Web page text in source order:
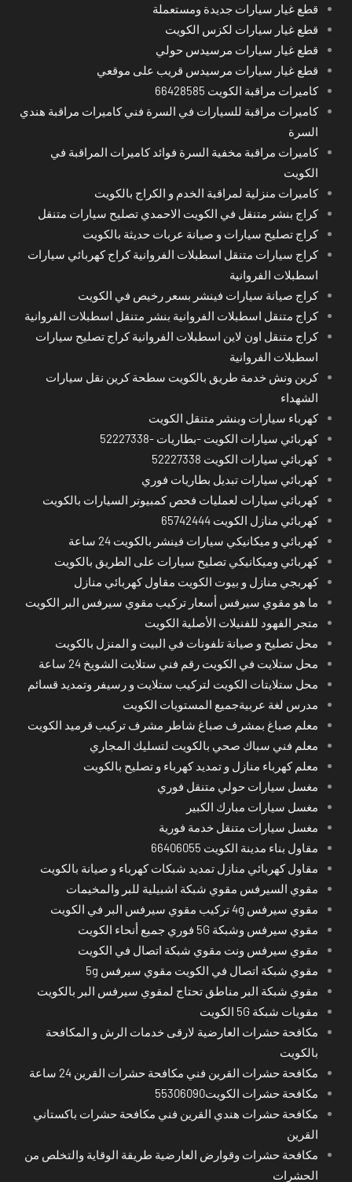
قطع غيار سيارات جديدة ومستعملة
قطع غيار سيارات لكزس الكويت
قطع غيار سيارات مرسيدس حولي
قطع غيار سيارات مرسيدس قريب على موقعي
كاميرات مراقبة الكويت 66428585
كاميرات مراقبة للسيارات في السرة فني كاميرات مراقبة هندي
السرة
كاميرات مراقبة مخفية السرة فوائد كاميرات المراقبة في
الكويت
كاميرات منزلية لمراقبة الخدم و الكراج بالكويت
كراج بنشر متنقل في الكويت الاحمدي تصليح سيارات متنقل
كراج تصليح سيارات و صيانة عربات حديثة بالكويت
كراج سيارات متنقل اسطبلات الفروانية كراج كهربائي سيارات
اسطبلات الفروانية
كراج صيانة سيارات فينشر بسعر رخيص في الكويت
كراج متنقل اسطبلات الفروانية بنشر متنقل اسطبلات الفروانية
كراج متنقل اون لاين اسطبلات الفروانية كراج تصليح سيارات
اسطبلات الفروانية
كرين ونش خدمة طريق بالكويت سطحة كرين نقل سيارات
الشهداء
كهرباء سيارات وبنشر متنقل الكويت
كهربائي سيارات الكويت -بطاريات -52227338
كهربائي سيارات الكويت 52227338
كهربائي سيارات تبديل بطاريات فوري
كهربائي سيارات لعمليات فحص كمبيوتر السيارات بالكويت
كهربائي منازل الكويت 65742444
كهربائي و ميكانيكي سيارات فينشر بالكويت 24 ساعة
كهربائي وميكانيكي تصليح سيارات على الطريق بالكويت
كهربجي منازل و بيوت الكويت مقاول كهربائي منازل
ما هو مقوي سيرفس أسعار تركيب مقوي سيرفس البر الكويت
متجر الفهود للفنيلات الأصلية الكويت
محل تصليح و صيانة تلفونات في البيت و المنزل بالكويت
محل ستلايت في الكويت رقم فني ستلايت الشويخ 24 ساعة
محل ستلايتات الكويت لتركيب ستلايت و رسيفر وتمديد قسائم
مدرس لغة عربيةجميع المستويات الكويت
معلم صباغ بمشرف صباغ شاطر مشرف تركيب قرميد الكويت
معلم فني سباك صحي بالكويت لتسليك المجاري
معلم كهرباء منازل و تمديد كهرباء و تصليح بالكويت
مغسل سيارات حولي متنقل فوري
مغسل سيارات مبارك الكبير
مغسل سيارات متنقل خدمة فورية
مقاول بناء مدينة الكويت 66406055
مقاول كهربائي منازل تمديد شبكات كهرباء و صيانة بالكويت
مقوي السيرفس مقوي شبكة اشبيلية للبر والمخيمات
مقوي سيرفس 4g تركيب مقوي سيرفس البر في الكويت
مقوي سيرفس وشبكة 5G فوري جميع أنحاء الكويت
مقوي سيرفس ونت مقوي شبكة اتصال في الكويت
مقوي شبكة اتصال في الكويت مقوي سيرفس 5g
مقوي شبكة البر مناطق تحتاج لمقوي سيرفس البر بالكويت
مقويات شبكة 5G الكويت
مكافحة حشرات العارضية لارقى خدمات الرش و المكافحة
بالكويت
مكافحة حشرات القرين فني مكافحة حشرات القرين 24 ساعة
مكافحة حشرات الكويت55306090
مكافحة حشرات هندي القرين فني مكافحة حشرات باكستاني
القرين
مكافحة حشرات وقوارض العارضية طريقة الوقاية والتخلص من
الحشرات